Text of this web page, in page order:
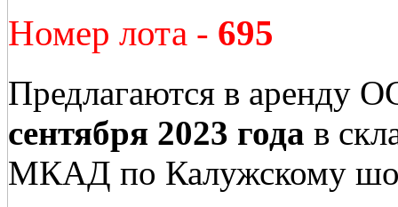
Номер лота - 695
Предлагаются в аренду
сентября 2023 года в
МКАД по Калужскому